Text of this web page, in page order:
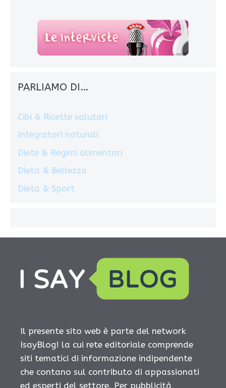
PARLIAMO DI…
Cibi & Ricette salutari
Integratori naturali
Diete & Regimi alimentari
Dieta & Bellezza
Dieta & Sport
Il presente sito web è parte del network
IsayBlog! la cui rete editoriale comprende
siti tematici di informazione indipendente
che contano sul contributo di appassionati
ed esperti del settore. Per pubblicità,